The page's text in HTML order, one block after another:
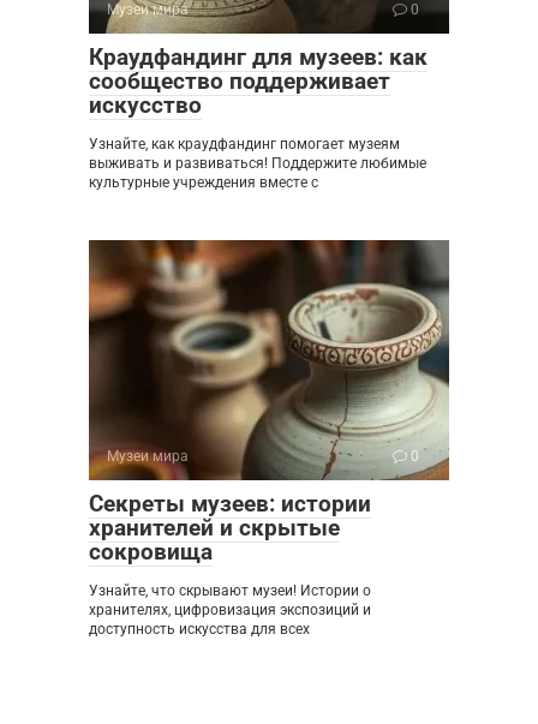
Музеи мира 0
Краудфандинг для музеев: как
сообщество поддерживает
искусство
Узнайте, как краудфандинг помогает музеям
выживать и развиваться! Поддержите любимые
культурные учреждения вместе с
Музеи мира 0
Секреты музеев: истории
хранителей и скрытые
сокровища
Узнайте, что скрывают музеи! Истории о
хранителях, цифровизация экспозиций и
доступность искусства для всех